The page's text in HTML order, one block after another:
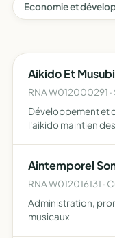
Economie et
Aikido Et
RNA W012000291
Développement et
l'aikido maintien
Aintemporel
RNA W012016131 ·
Administration,
musicaux